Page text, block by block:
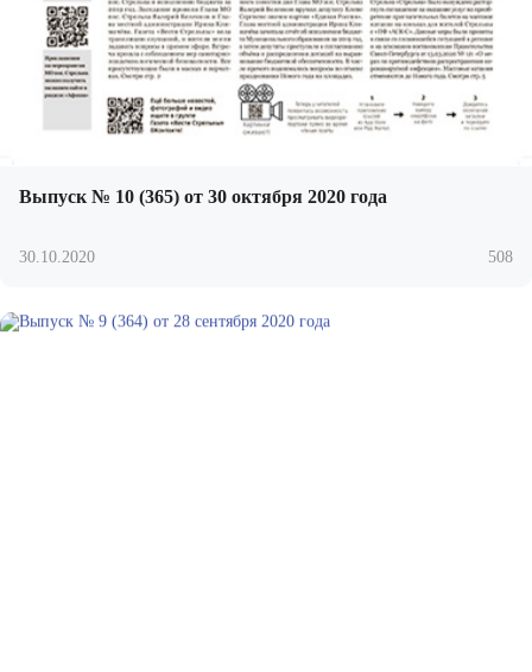
Выпуск № 10 (365) от 30 октября 2020 года
30.10.2020 508